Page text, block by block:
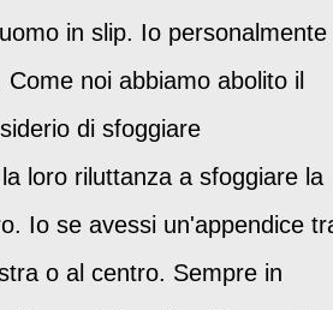
in slip. Io personalmente
noi abbiamo abolito il
di sfoggiare
loro riluttanza a sfoggiare la
Io se avessi un'appendice
o al centro. Sempre in